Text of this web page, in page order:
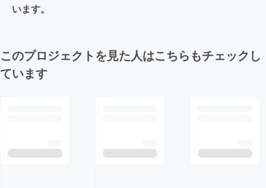
います。
このプロジェクトを見た人はこちらもチェックし
ています